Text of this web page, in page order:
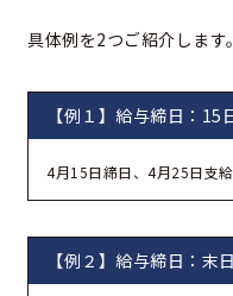
具体例を2つご紹介します。
【例１】給与締日：
4月15日締日、4月25日支
【例２】給与締日：